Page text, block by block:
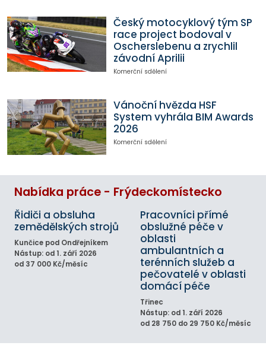
Český motocyklový tým SP
race project bodoval v
Oscherslebenu a zrychlil
závodní Aprilii
Komerční sdělení
Vánoční hvězda HSF
System vyhrála BIM Awards
2026
Komerční sdělení
Nabídka práce - Frýdeckomístecko
Řidiči a obsluha
zemědělských strojů
Kunčice pod Ondřejníkem
Nástup: od 1. září 2026
od 37 000 Kč/měsíc
Pracovníci přímé
obslužné péče v
oblasti
ambulantních a
terénních služeb a
pečovatelé v oblasti
domácí péče
Třinec
Nástup: od 1. září 2026
od 28 750 do 29 750 Kč/měsíc